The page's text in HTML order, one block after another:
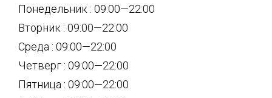
Понедельник : 09:00—22:00
Вторник : 09:00—22:00
Среда : 09:00—22:00
Четверг : 09:00—22:00
Пятница : 09:00—22:00